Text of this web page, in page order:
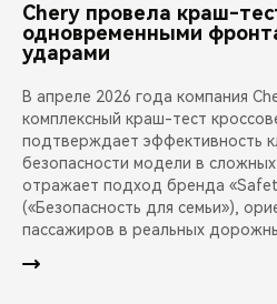
Chery провела краш-
одновременными
ударами
В апреле 2026 года компания
комплексный краш-тест
подтверждает эффективность
безопасности модели в
отражает подход бренда
(«Безопасность для семьи»),
пассажиров в реальных